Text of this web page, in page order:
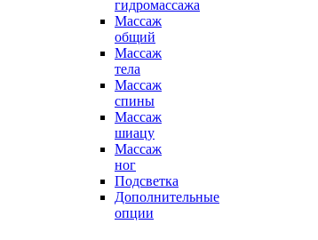
гидромассажа
Массаж
общий
Массаж
тела
Массаж
спины
Массаж
шиацу
Массаж
ног
Подсветка
Дополнительные
опции